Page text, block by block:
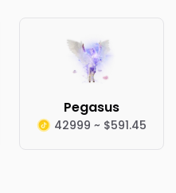
Pegasus
42999 ~ $591.45